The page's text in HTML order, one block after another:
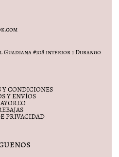
#108 interior 1 Durango
Y CONDICIONES
Y ENVÍOS
PRIVACIDAD